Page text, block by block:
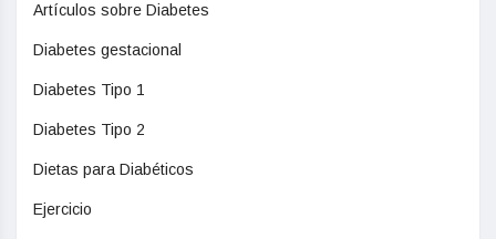
Artículos sobre Diabetes
Diabetes gestacional
Diabetes Tipo 1
Diabetes Tipo 2
Dietas para Diabéticos
Ejercicio